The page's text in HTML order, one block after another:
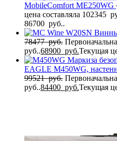
MobileComfort ME250WG
цена составляла 102345
86700 руб..
78477руб.
руб..68900 руб.Текущая
Маркиза
EAGLE M450WG,
99521руб.
руб..84400 руб.Текущая